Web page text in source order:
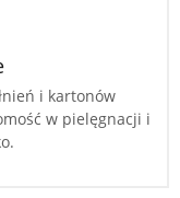
i kartonów
w pielęgnacji i